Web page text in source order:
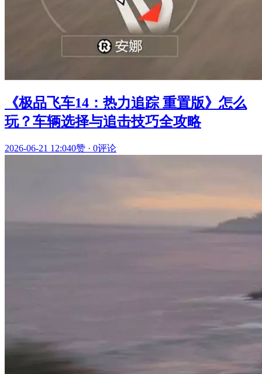
《极品飞车14：热力追踪 重置版》怎么
玩？车辆选择与追击技巧全攻略
2026-06-21 12:040赞 · 0评论